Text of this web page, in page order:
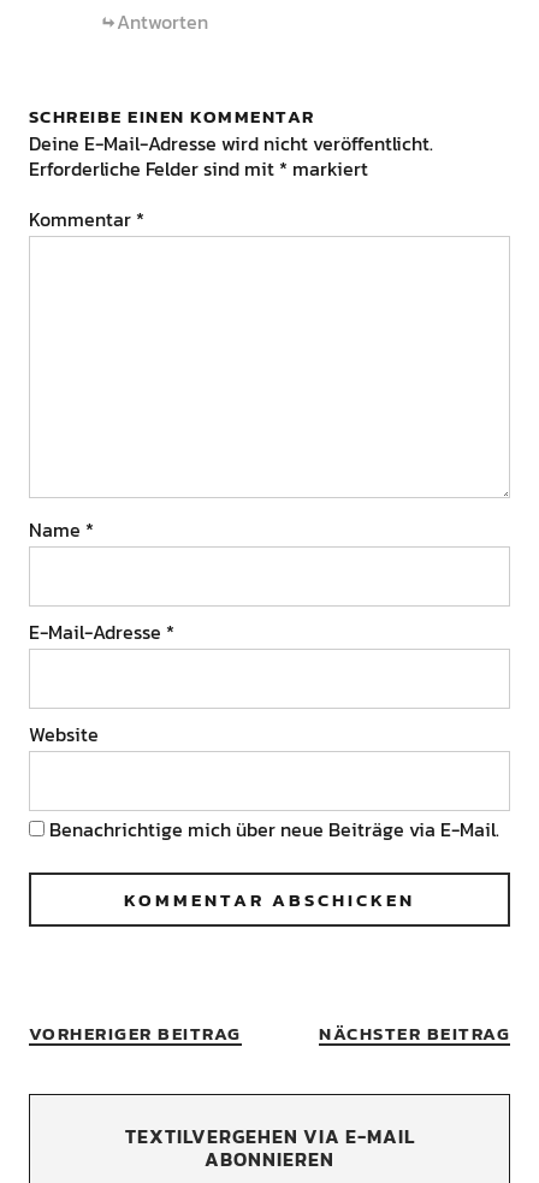
Antworten
SCHREIBE EINEN KOMMENTAR
Deine E-Mail-Adresse wird nicht veröffentlicht.
Erforderliche Felder sind mit * markiert
Kommentar *
Name *
E-Mail-Adresse *
Website
Benachrichtige mich über neue Beiträge via E-Mail.
VORHERIGER BEITRAG NÄCHSTER BEITRAG
TEXTILVERGEHEN VIA E-MAIL
ABONNIEREN